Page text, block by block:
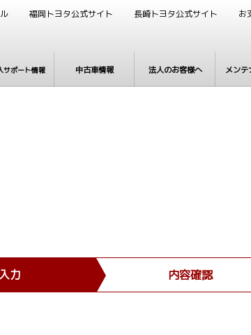
サポート情報 中古車情報 法人のお客様へ メンテ
福岡トヨタ公式サイト 長崎トヨタ公式サイト お
力 内容確認